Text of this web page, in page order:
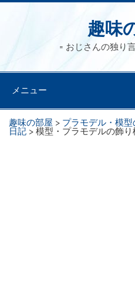
趣味
= おじさんの独り
メニュー
趣味の部屋 > プラモデル・模型
日記 >模型・プラモデルの飾り